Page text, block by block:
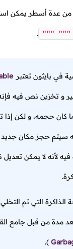
من عدة أسطر يمكن
""" """
.
في بايثون تعتبر
و تخزين نص فيه
كان حجمه، و لكن
سيتم حجز مكان
فيه لأنه لا يمكن
الذاكرة التي تم
مدة من قبل جامع
).